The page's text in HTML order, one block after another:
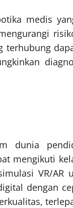
medis
dunia
mengikuti
VR/AR
dengan